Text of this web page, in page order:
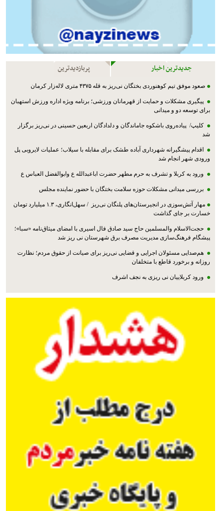
جدیدترین اخبار پربازدیدترین
صعود موفق تیم کوهنوردی بختگان نی‌ریز به قله ۴۳۷۵ متری لاله‌زار کرمان
پیگیری مشکلات و حمایت از قهرمانان ورزشی؛ برنامه ویژه اداره ورزش استهبان
برای توسعه دو و میدانی
کلیپ/ پیاده‌روی باشکوه جاماندگان و دلدادگان اربعین حسینی در نی‌ریز برگزار
شد
اقدام پیشگیرانه شهرداری آباده طشک برای مقابله با سیلاب؛ عملیات لایروبی پل
ورودی شهر انجام شد
ورود به کربلا و تشرف به حرم مطهر حضرت اباعبدالله ع وابوالفضل العباس ع
بررسی میدانی مشکلات حوزه سلامت بختگان با حضور نماینده مجلس
مهار آتش‌سوزی در انجیرستان‌های پلنگان نی‌ریز / سهل‌انگاری، ۱.۳ میلیارد تومان
خسارت بر جای گذاشت
حجت‌الاسلام والمسلمین حاج سید صادق فال اسیری با امضای میثاق‌نامه «سبا»؛
پیشگام فرهنگ‌سازی مدیریت مصرف برق شهرستان نی ریز شد
هم‌صدایی مسئولان اجرایی و قضایی نی‌ریز برای صیانت از حقوق مردم؛ نظارت
روزانه و برخورد قاطع با متخلفان
ورود کربلاییان نی ریزی به نجف اشرف